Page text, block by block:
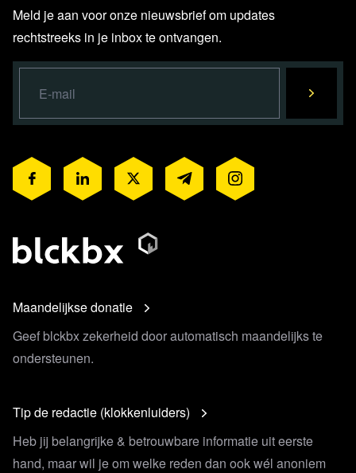
Meld je aan voor onze nieuwsbrief om updates
rechtstreeks in je inbox te ontvangen.
Maandelijkse donatie
Geef blckbx zekerheid door automatisch maandelijks te
ondersteunen.
Tip de redactie (klokkenluiders)
Heb jij belangrijke & betrouwbare informatie uit eerste
hand, maar wil je om welke reden dan ook wél anoniem